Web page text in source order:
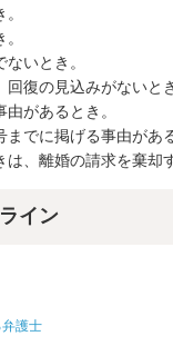
いとき。
復の見込みがないとき
があるとき。
までに掲げる事由があ
、離婚の請求を棄却
イン
護士